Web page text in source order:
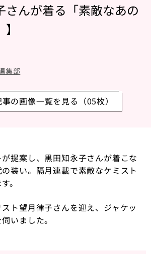
の画像一覧を見る（05枚）
さんが着る「素敵なあの
集部
提案し、黒田知永子さんが着こな
装い。隔月連載で素敵なケミスト
。
ト望月律子さんを迎え、ジャケッ
いました。